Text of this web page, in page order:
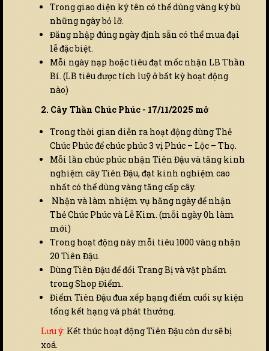
Trong giao diện ký tên có thể dùng vàng ký bù
những ngày bỏ lỡ.
Đăng nhập đúng ngày định sẵn có thể mua đại
lễ đặc biệt.
Mỗi ngày nạp hoặc tiêu đạt mốc nhận LB Thần
Bí. (LB tiêu được tích luỹ ở bất kỳ hoạt động
nào)
2. Cây Thần Chúc Phúc - 17/11/2025 mở
Trong thời gian diễn ra hoạt động dùng Thẻ
Chúc Phúc để chúc phúc 3 vị Phúc – Lộc – Thọ.
Mỗi lần chúc phúc nhận Tiên Đậu và tăng kinh
nghiệm cây Tiên Đậu, đạt kinh nghiệm cao
nhất có thể dùng vàng tăng cấp cây.
Nhận và làm nhiệm vụ hằng ngày để nhận
Thẻ Chúc Phúc và Lễ Kim. (mỗi ngày 0h làm
mới)
Trong hoạt động này mỗi tiêu 1000 vàng nhận
20 Tiên Đậu.
Dùng Tiên Đậu để đổi Trang Bị và vật phẩm
trong Shop Điểm.
Điểm Tiên Đậu đua xếp hạng điểm cuối sự kiện
tổng kết hạng và phát thưởng.
Lưu ý: Kết thúc hoạt động Tiên Đậu còn dư sẽ bị
xoá.